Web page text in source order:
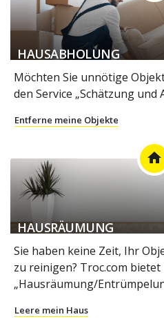
HAUSABHOLUNG
Möchten Sie unnötige
den Service „Schätzung und
Entferne meine Objekte
home
HAUSRÄUMUNG
Sie haben keine Zeit, Ihr
zu reinigen? Troc.com bietet
„Hausräumung/
Leere mein Haus